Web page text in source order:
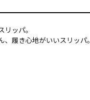
ッパ。
履き心地がいいスリッパ。